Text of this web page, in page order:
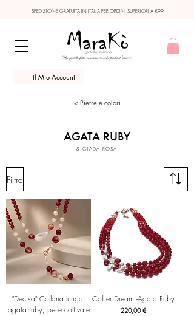
Il Mio Account
SPEDIZIONE GRATUITA IN ITALIA PER ORDINI SUPERIORI A €99
< Pietre e colori
AGATA RUBY
& GIADA ROSA
Filtra
"Decisa" Collana lunga,
agata ruby, perle coltivate
Collier Dream -Agata Ruby
Prezzo
220,00 €